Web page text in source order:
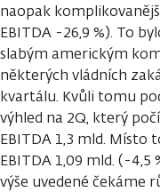
naopak
EBITDA -26,9 %). To
slabým americkým
některých vládních
kvartálu. Kvůli tomu
výhled na 2Q, který
EBITDA 1,3 mld. Místo
EBITDA 1,09 mld. (-4,5
výše uvedené čekáme